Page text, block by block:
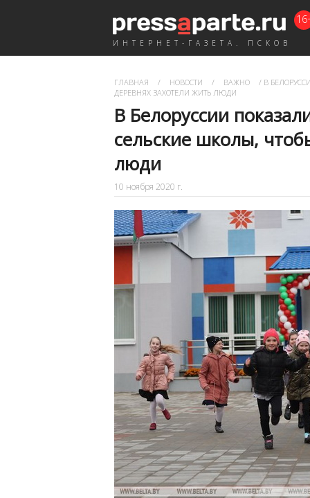
ИНТЕРНЕТ-ГАЗЕТА. ПСКОВ
ГЛАВНАЯ / НОВОСТИ / ВАЖНО / В
ДЕРЕВНЯХ ЗАХОТЕЛИ ЖИТЬ ЛЮДИ
В Белоруссии
сельские школы,
люди
10 ноября 2020 г.